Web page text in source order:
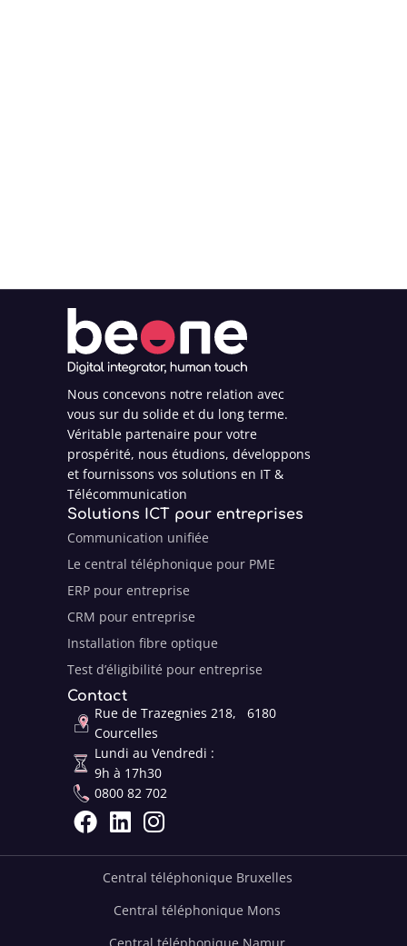
Nous concevons notre relation avec
vous sur du solide et du long terme.
Véritable partenaire pour votre
prospérité, nous étudions, développons
et fournissons vos solutions en IT &
Télécommunication
Solutions ICT pour entreprises
Communication unifiée
Le central téléphonique pour PME
ERP pour entreprise
CRM pour entreprise
Installation fibre optique
Test d’éligibilité pour entreprise
Contact
Rue de Trazegnies 218, 6180
Courcelles
Lundi au Vendredi :
9h à 17h30
0800 82 702
  
Central téléphonique Bruxelles
Central téléphonique Mons